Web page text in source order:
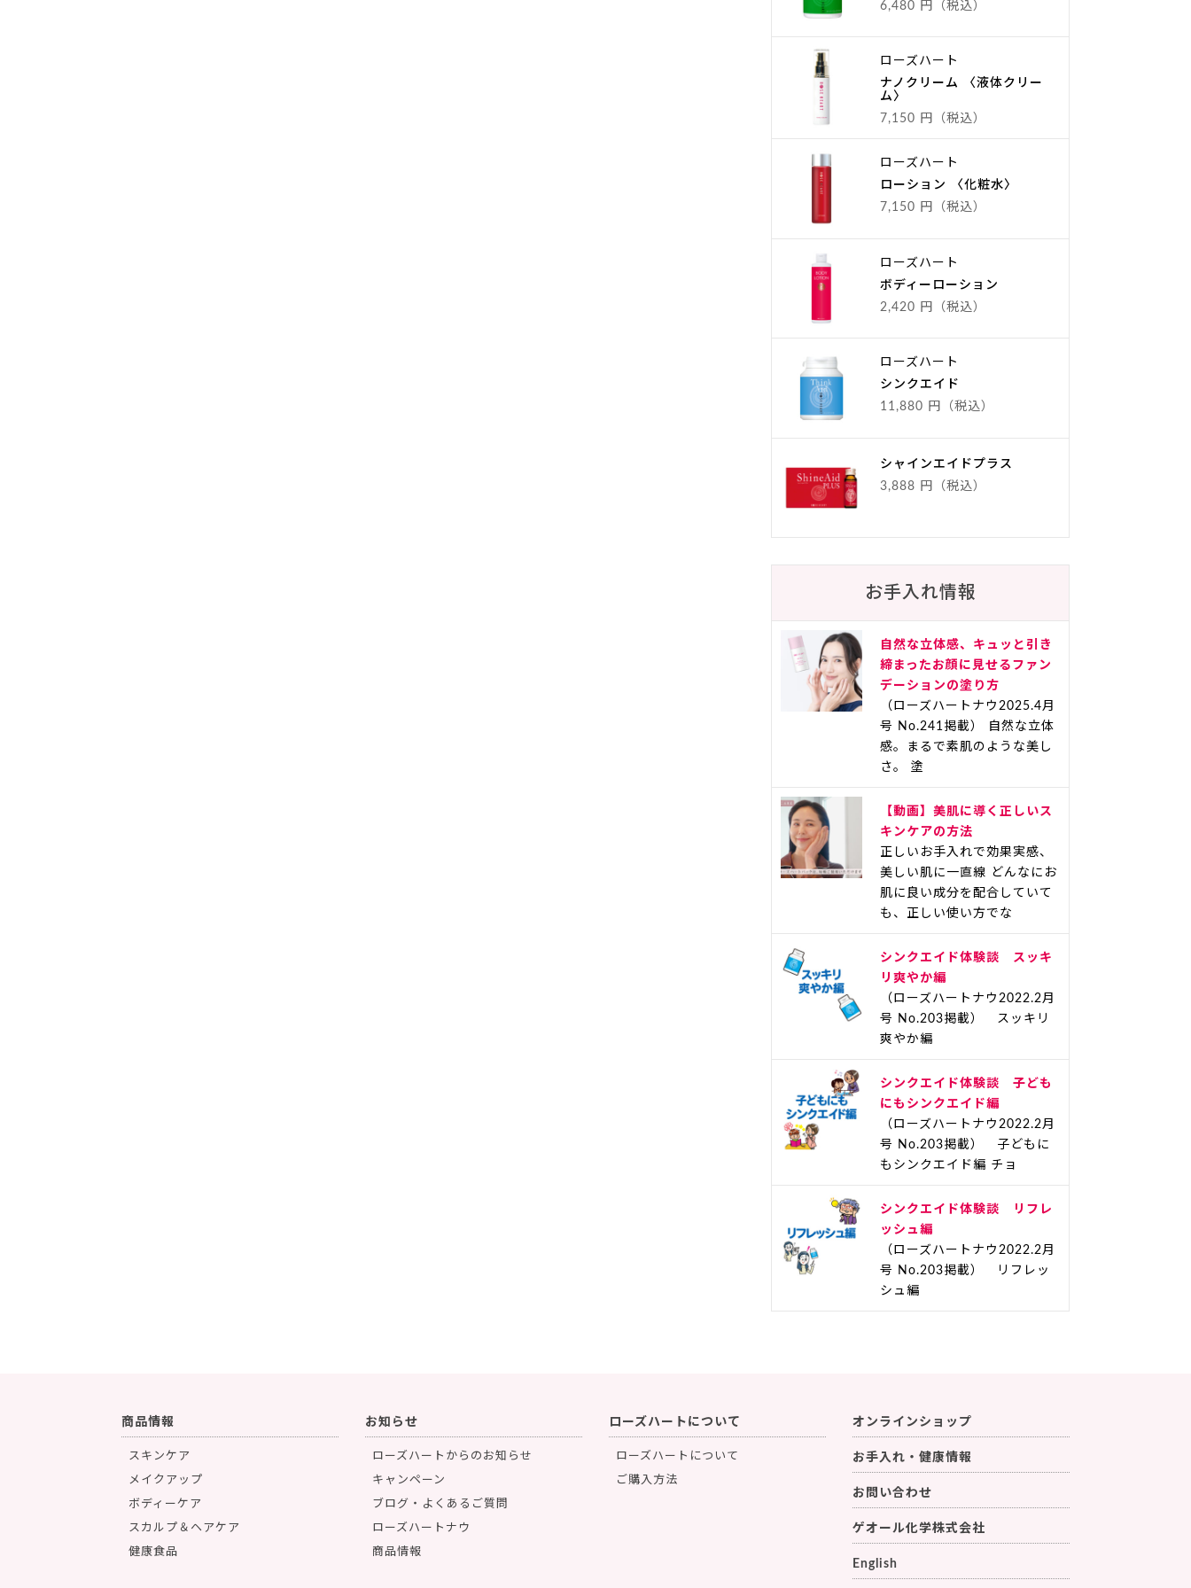
6,480 円（税込）
ローズハート
ナノクリーム 〈液体クリー
ム〉
7,150 円（税込）
ローズハート
ローション 〈化粧水〉
7,150 円（税込）
ローズハート
ボディーローション
2,420 円（税込）
ローズハート
シンクエイド
11,880 円（税込）
シャインエイドプラス
3,888 円（税込）
お手入れ情報
自然な立体感、キュッと引き
締まったお顔に見せるファン
デーションの塗り方
（ローズハートナウ2025.4月
号 No.241掲載） 自然な立体
感。まるで素肌のような美し
さ。 塗
【動画】美肌に導く正しいス
キンケアの方法
正しいお手入れで効果実感、
美しい肌に一直線 どんなにお
肌に良い成分を配合していて
も、正しい使い方でな
シンクエイド体験談 スッキ
リ爽やか編
（ローズハートナウ2022.2月
号 No.203掲載） スッキリ
爽やか編
シンクエイド体験談 子ども
にもシンクエイド編
（ローズハートナウ2022.2月
号 No.203掲載） 子どもに
もシンクエイド編 チョ
シンクエイド体験談 リフレ
ッシュ編
（ローズハートナウ2022.2月
号 No.203掲載） リフレッ
シュ編
商品情報
スキンケア
メイクアップ
ボディーケア
スカルプ＆ヘアケア
健康食品
お知らせ
ローズハートからのお知らせ
キャンペーン
ブログ・よくあるご質問
ローズハートナウ
商品情報
ローズハートについて
ローズハートについて
ご購入方法
オンラインショップ
お手入れ・健康情報
お問い合わせ
ゲオール化学株式会社
English